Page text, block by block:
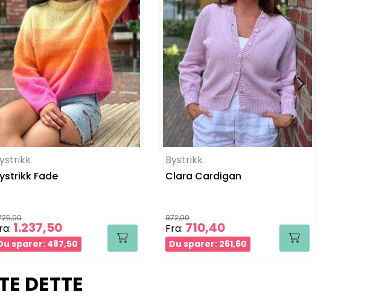
Fade
1.237,50
sparer: 487,50
Bystrikk
Clara Cardigan
972,00
Fra: 710,40
Du sparer: 261,60
DETTE